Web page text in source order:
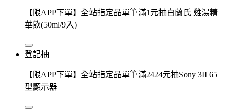
【限APP下單】全站指定品單筆滿1元抽白蘭氏 雞湯精
華飲(50ml/9入)
登記抽
【限APP下單】全站指定品單筆滿2424元抽Sony 3II 65
型顯示器